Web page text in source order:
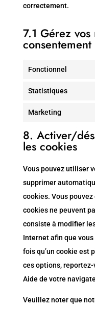
correctement.
7.1 Gérez
consentement
Fonctionnel
Statistiques
Marketing
8. Activer/
les cookies
Vous pouvez utiliser
supprimer
cookies. Vous
cookies ne peuvent
consiste à modifier
Internet afin que
fois qu’un cookie est
ces options,
Aide de votre
Veuillez noter que